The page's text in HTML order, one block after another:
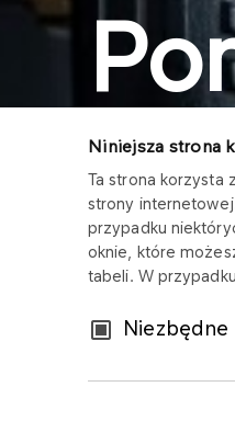
Niniejsza strona
Ta strona korzysta
strony
przypadku
oknie, które
tabeli. W
WybórNiezbędne